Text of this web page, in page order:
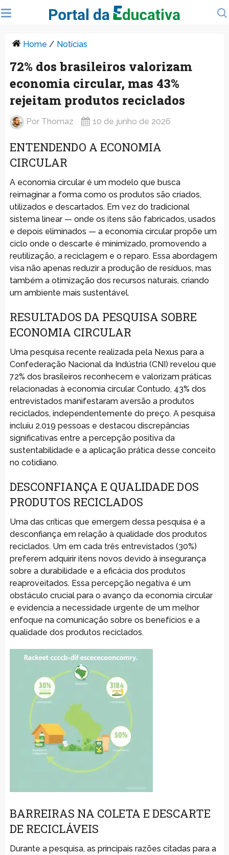
Home / Notícias
72% dos brasileiros valorizam
economia circular, mas 43%
rejeitam produtos reciclados
Por Thomaz 10 de junho de 2026
ENTENDENDO A ECONOMIA
CIRCULAR
A economia circular é um modelo que busca
reimaginar a forma como os produtos são criados,
utilizados e descartados. Em vez do tradicional
sistema linear — onde os itens são fabricados, usados
e depois eliminados — a economia circular propõe um
ciclo onde o descarte é minimizado, promovendo a
reutilização, a reciclagem e o reparo. Essa abordagem
visa não apenas reduzir a produção de resíduos, mas
também a otimização dos recursos naturais, criando
um ambiente mais sustentável.
RESULTADOS DA PESQUISA SOBRE
ECONOMIA CIRCULAR
Uma pesquisa recente realizada pela Nexus para a
Confederação Nacional da Indústria (CNI) revelou que
72% dos brasileiros reconhecem e valorizam práticas
relacionadas à economia circular. Contudo, 43% dos
entrevistados manifestaram aversão a produtos
reciclados, independentemente do preço. A pesquisa
incluiu 2.019 pessoas e destacou discrepâncias
significativas entre a percepção positiva da
sustentabilidade e a aplicação prática desse conceito
no cotidiano.
DESCONFIANÇA E QUALIDADE DOS
PRODUTOS RECICLADOS
Uma das críticas que emergem dessa pesquisa é a
desconfiança em relação à qualidade dos produtos
reciclados. Um em cada três entrevistados (30%)
preferem adquirir itens novos devido à insegurança
sobre a durabilidade e a eficácia dos produtos
reaproveitados. Essa percepção negativa é um
obstáculo crucial para o avanço da economia circular
e evidencia a necessidade urgente de um melhor
enfoque na comunicação sobre os benefícios e a
qualidade dos produtos reciclados.
BARREIRAS NA COLETA E DESCARTE
DE RECICLÁVEIS
Durante a pesquisa, as principais razões citadas para a